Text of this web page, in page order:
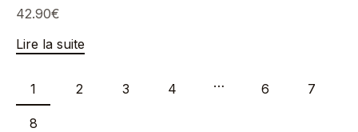
42.90€
Lire la suite
1 2 3 4 … 6 7
8